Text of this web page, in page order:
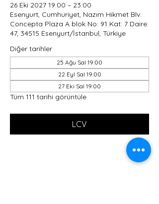
26 Eki 2027 19:00 – 23:00
Esenyurt, Cumhuriyet, Nazım Hikmet Blv.
Concepta Plaza A blok No: 91 Kat: 7 Daire:
47, 34515 Esenyurt/İstanbul, Türkiye
Diğer tarihler
25 Ağu Sal 19:00
22 Eyl Sal 19:00
27 Eki Sal 19:00
Tüm 111 tarihi görüntüle
LCV